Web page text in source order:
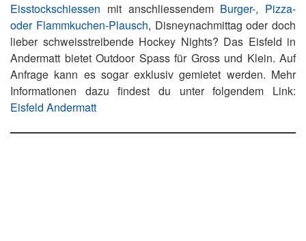
Eisstockschiessen mit anschliessendem Burger-, Pizza-
oder Flammkuchen-Plausch, Disneynachmittag oder doch
lieber schweisstreibende Hockey Nights? Das Eisfeld in
Andermatt bietet Outdoor Spass für Gross und Klein. Auf
Anfrage kann es sogar exklusiv gemietet werden. Mehr
Informationen dazu findest du unter folgendem Link:
Eisfeld Andermatt